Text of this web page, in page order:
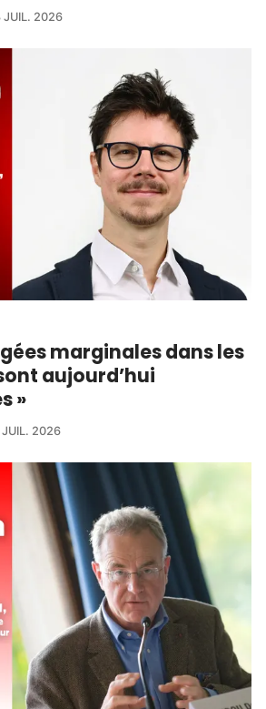
JUIL. 2026
marginales dans les
aujourd’hui
»
JUIL. 2026